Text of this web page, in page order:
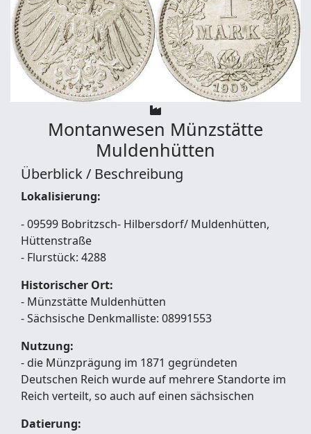
Montanwesen Münzstätte
Muldenhütten
Überblick / Beschreibung
Lokalisierung:
- 09599 Bobritzsch- Hilbersdorf/ Muldenhütten,
Hüttenstraße
- Flurstück: 4288
Historischer Ort:
- Münzstätte Muldenhütten
- Sächsische Denkmalliste: 08991553
Nutzung:
- die Münzprägung im 1871 gegründeten
Deutschen Reich wurde auf mehrere Standorte im
Reich verteilt, so auch auf einen sächsischen
Datierung: